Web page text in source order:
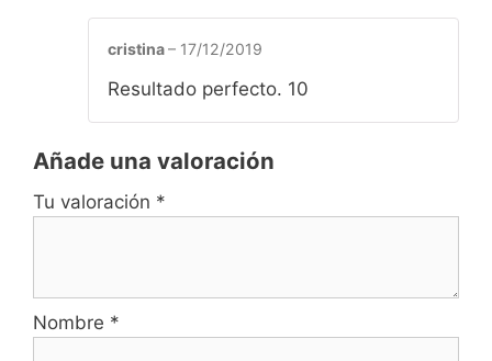
cristina– 17/12/2019
Resultado perfecto. 10
Añade una valoración
Tu valoración *
Nombre *